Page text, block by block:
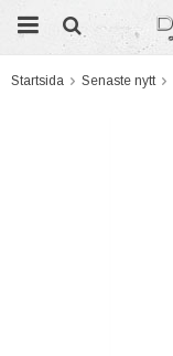
Startsida Senaste nytt